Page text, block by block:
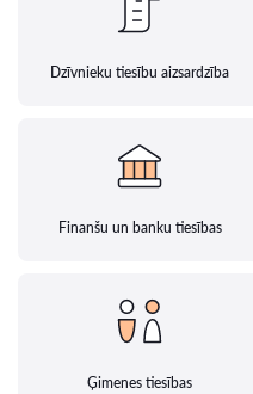
Dzīvnieku tiesību aizsardzība
Finanšu un banku tiesības
Ģimenes tiesības